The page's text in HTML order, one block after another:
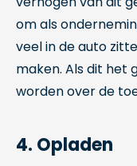
om als
veel in de auto
maken. Als dit het
worden over de
4. Opladen